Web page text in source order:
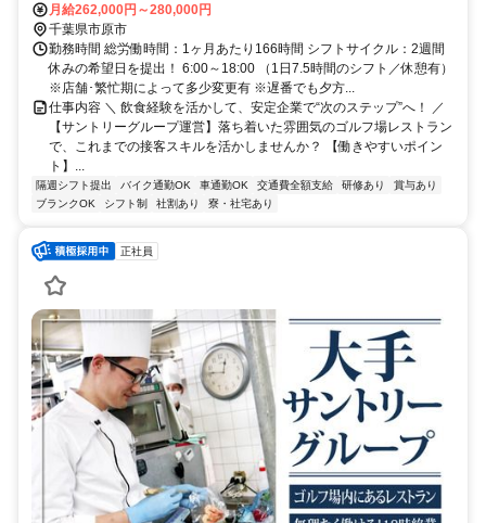
～約17分、「市原IC」～約30分、「五井駅」～約30分
月給262,000円～280,000円
千葉県市原市
勤務時間 総労働時間：1ヶ月あたり166時間 シフトサイクル：2週間
休みの希望日を提出！ 6:00～18:00 （1日7.5時間のシフト／休憩有）
※店舗･繁忙期によって多少変更有 ※遅番でも夕方...
仕事内容 ＼ 飲食経験を活かして、安定企業で“次のステップ”へ！ ／
【サントリーグループ運営】落ち着いた雰囲気のゴルフ場レストラン
で、これまでの接客スキルを活かしませんか？ 【働きやすいポイン
ト】...
隔週シフト提出 バイク通勤OK 車通勤OK 交通費全額支給 研修あり
賞与あり
ブランクOK
シフト制 社割あり 寮・社宅あり
正社員